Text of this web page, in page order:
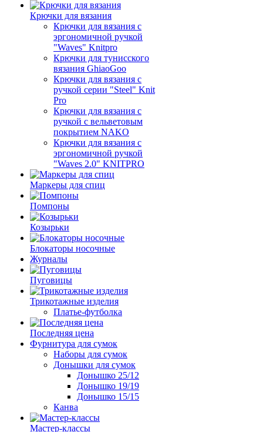
Крючки для вязания
Крючки для вязания с
эргономичной ручкой
"Waves" Knitpro
Крючки для тунисского
вязания GhiaoGoo
Крючки для вязания с
ручкой серии "Steel" Knit
Pro
Крючки для вязания с
ручкой с вельветовым
покрытием NAKO
Крючки для вязания с
эргономичной ручкой
"Waves 2.0" KNITPRO
Маркеры для спиц
Помпоны
Козырьки
Блокаторы носочные
Журналы
Пуговицы
Трикотажные изделия
Платье-футболка
Последняя цена
Фурнитура для сумок
Наборы для сумок
Донышки для сумок
Донышко 25/12
Донышко 19/19
Донышко 15/15
Канва
Мастер-классы